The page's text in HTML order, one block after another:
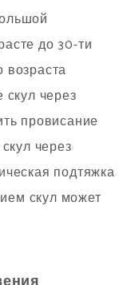
до 30-ти
скул через
провисание
через
подтяжка
скул может